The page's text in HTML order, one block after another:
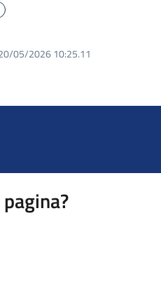
05/2026 10:25.11